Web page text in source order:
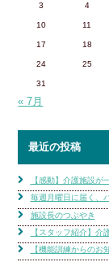
3 4
10 11
17 18
24 25
31
« 7月
最近の投稿
【感動】介護施設が
毎週月曜日に届く、
施設長のつぶやき
【スタッフ紹介】介
【機能訓練からのお